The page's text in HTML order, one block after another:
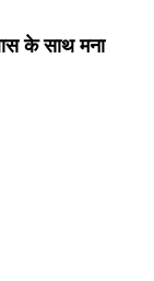
के साथ मना